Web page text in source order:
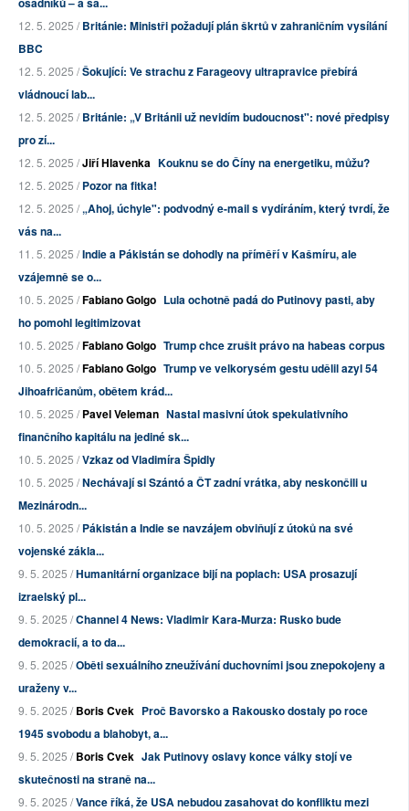
12. 5. 2025 /Británie: Ministři požadují plán škrtů v zahraničním vysílání
BBC
12. 5. 2025 /Šokující: Ve strachu z Farageovy ultrapravice přebírá
vládnoucí lab...
12. 5. 2025 /Británie: „V Británii už nevidím budoucnost": nové předpisy
pro zí...
12. 5. 2025 /Jiří Hlavenka Kouknu se do Číny na energetiku, můžu?
12. 5. 2025 /Pozor na fitka!
12. 5. 2025 /„Ahoj, úchyle": podvodný e-mail s vydíráním, který tvrdí, že
vás na...
11. 5. 2025 /Indie a Pákistán se dohodly na příměří v Kašmíru, ale
vzájemně se o...
10. 5. 2025 /Fabiano Golgo Lula ochotně padá do Putinovy pasti, aby
ho pomohl legitimizovat
10. 5. 2025 /Fabiano Golgo Trump chce zrušit právo na habeas corpus
10. 5. 2025 /Fabiano Golgo Trump ve velkorysém gestu udělil azyl 54
Jihoafričanům, obětem krád...
10. 5. 2025 /Pavel Veleman Nastal masivní útok spekulativního
finančního kapitálu na jediné sk...
10. 5. 2025 /Vzkaz od Vladimíra Špidly
10. 5. 2025 /Nechávají si Szántó a ČT zadní vrátka, aby neskončili u
Mezinárodn...
10. 5. 2025 /Pákistán a Indie se navzájem obviňují z útoků na své
vojenské zákla...
9. 5. 2025 /Humanitární organizace bijí na poplach: USA prosazují
izraelský pl...
9. 5. 2025 /Channel 4 News: Vladimir Kara-Murza: Rusko bude
demokracií, a to da...
9. 5. 2025 /Oběti sexuálního zneužívání duchovními jsou znepokojeny a
uraženy v...
9. 5. 2025 /Boris Cvek Proč Bavorsko a Rakousko dostaly po roce
1945 svobodu a blahobyt, a...
9. 5. 2025 /Boris Cvek Jak Putinovy oslavy konce války stojí ve
skutečnosti na straně na...
9. 5. 2025 /Vance říká, že USA nebudou zasahovat do konfliktu mezi